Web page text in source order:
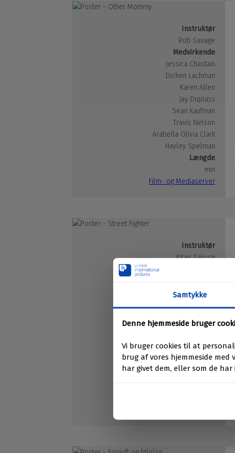
Instruktør
Rob Savage
Medvirkende
Jessica Chastain
Dichen Lachman
Karen Allen
Jay Duplass
Sean Kaufman
Travis Nelson
Arabella Olivia Clark
Hayley Spelman
Længde
min
Film- og Mediaserver
Instruktør
Kitao Sakurai
Jason Momoa
Andrew Koji
Eric André
Andrew Schulz